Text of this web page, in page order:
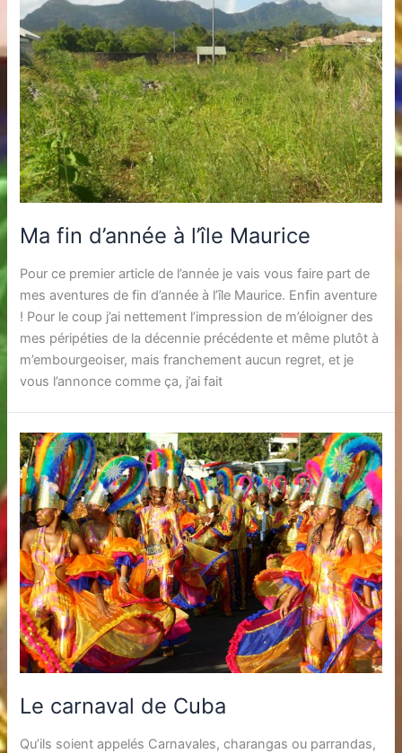
Ma fin d’année à l’île Maurice
Pour ce premier article de l’année je vais vous faire part de
mes aventures de fin d’année à l’île Maurice. Enfin aventure
! Pour le coup j’ai nettement l’impression de m’éloigner des
mes péripéties de la décennie précédente et même plutôt à
m’embourgeoiser, mais franchement aucun regret, et je
vous l’annonce comme ça, j’ai fait
Le carnaval de Cuba
Qu’ils soient appelés Carnavales, charangas ou parrandas,